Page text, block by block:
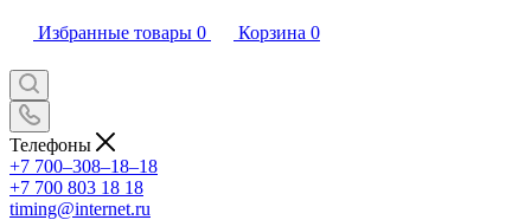
Избранные товары 0 Корзина 0
Телефоны
+7 700‒308‒18‒18
+7 700 803 18 18
timing@internet.ru